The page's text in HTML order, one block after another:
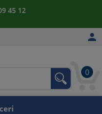
45 12

0